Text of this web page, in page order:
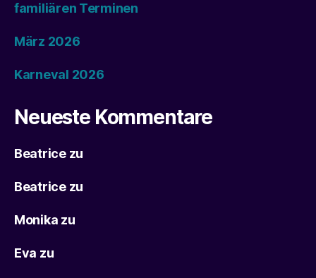
familiären Terminen
März 2026
Karneval 2026
Neueste Kommentare
Beatricezu
Beatricezu
Monika zu
Eva zu